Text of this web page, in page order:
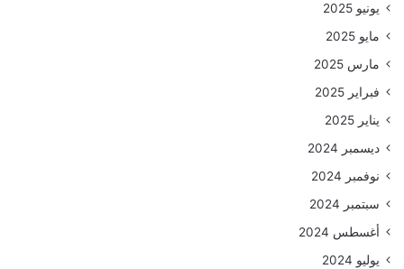
يونيو 2025
مايو 2025
مارس 2025
فبراير 2025
يناير 2025
ديسمبر 2024
نوفمبر 2024
سبتمبر 2024
أغسطس 2024
يوليو 2024